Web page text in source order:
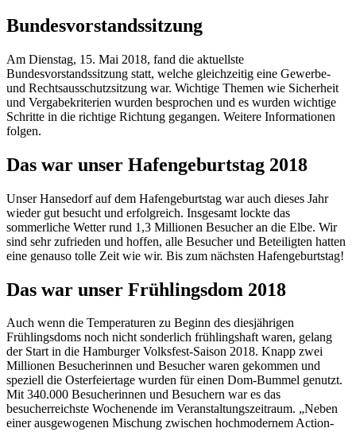
Bundesvorstandssitzung
Am Dienstag, 15. Mai 2018, fand die aktuellste
Bundesvorstandssitzung statt, welche gleichzeitig eine Gewerbe-
und Rechtsausschutzsitzung war. Wichtige Themen wie Sicherheit
und Vergabekriterien wurden besprochen und es wurden wichtige
Schritte in die richtige Richtung gegangen. Weitere Informationen
folgen.
Das war unser Hafengeburtstag 2018
Unser Hansedorf auf dem Hafengeburtstag war auch dieses Jahr
wieder gut besucht und erfolgreich. Insgesamt lockte das
sommerliche Wetter rund 1,3 Millionen Besucher an die Elbe. Wir
sind sehr zufrieden und hoffen, alle Besucher und Beteiligten hatten
eine genauso tolle Zeit wie wir. Bis zum nächsten Hafengeburtstag!
Das war unser Frühlingsdom 2018
Auch wenn die Temperaturen zu Beginn des diesjährigen
Frühlingsdoms noch nicht sonderlich frühlingshaft waren, gelang
der Start in die Hamburger Volksfest-Saison 2018. Knapp zwei
Millionen Besucherinnen und Besucher waren gekommen und
speziell die Osterfeiertage wurden für einen Dom-Bummel genutzt.
Mit 340.000 Besucherinnen und Besuchern war es das
besucherreichste Wochenende im Veranstaltungszeitraum. „Neben
einer ausgewogenen Mischung zwischen hochmodernem Action-